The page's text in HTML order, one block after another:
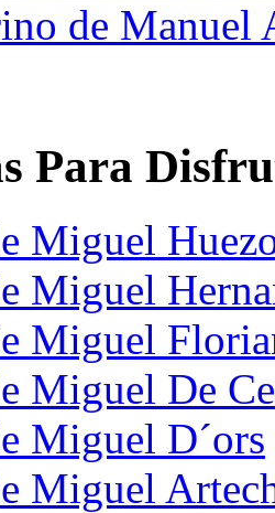
de Manuel
Para
Miguel
Miguel
Miguel
Miguel De
Miguel D´ors
Miguel